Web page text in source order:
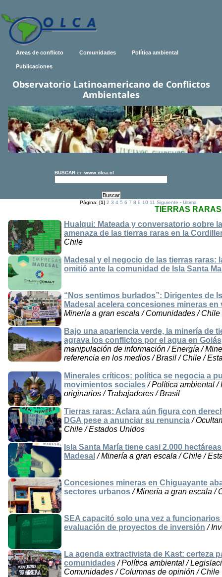
Areas de conflicto Comunidades Política ambiental
Publicaciones
Observatorio Latinoamericano de Conflictos
Ambientales
BUSCAR en www.olca.cl
Página: [1]2 3 4 5 6 7 8 9 10 11 Siguiente -Ultima
TIERRAS RARAS
Hualqui: Mateada y conversatorio sobre
amenaza de las tierras raras en la
Chile
Madesal y el negocio de las tierras
omitió ante la comunidad de Isla Santa
“Nos sentimos burlados”: Dirigentes de
Madesal acelera concesiones mineras
Minería a gran escala / Comunidades / Chile
Bajo una apariencia verde, la minería de
agrava los conflictos por el agua en Goiás
manipulación de información / Energía /
referencia en los medios / Brasil / Chile /
Minerales críticos: política se negocia a
movimientos sociales/ Política ambiental /
originarios / Trabajadores / Brasil
Tierras raras: Aclara aún figura con
DGA pese a anunciar su renuncia/
Chile / Estados Unidos
Isla Santa María tiene casi 2.000
Madesal / Minería a gran escala / Chile /
Concesiones mineras en Chiguayante
sectores urbanos/ Minería a gran escala /
SEA capacitó solo una vez a
evaluación de proyectos de inversión /
La agenda extractivista de Kast: certeza
comunidades/ Política ambiental /
Comunidades / Columnas de opinión / Chile